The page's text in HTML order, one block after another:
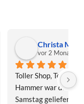
absolute
bestellt,